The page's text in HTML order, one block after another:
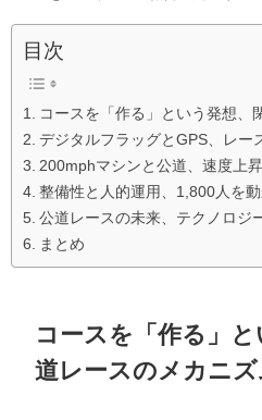
目次
コースを「作る」という発想、
デジタルフラッグとGPS、レー
200mphマシンと公道、速度上
整備性と人的運用、1,800人を
公道レースの未来、テクノロジ
まとめ
コースを「作る」
道レースのメカニズ